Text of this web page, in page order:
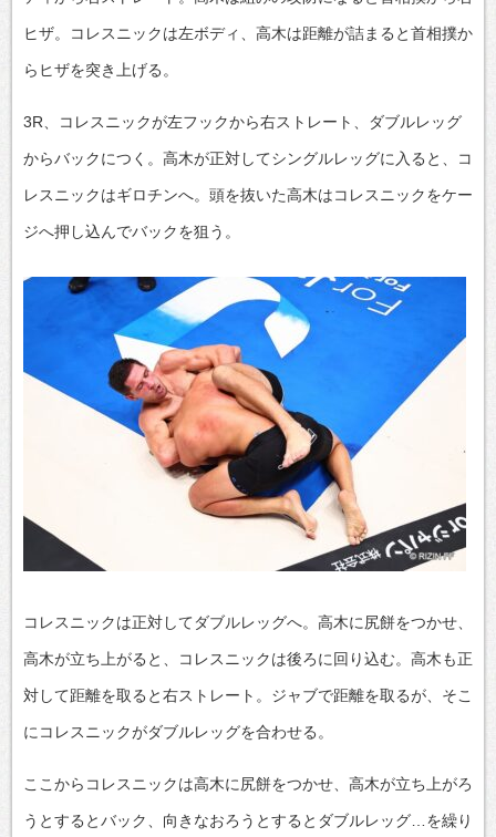
ヒザ。コレスニックは左ボディ、高木は距離が詰まると首相撲か
らヒザを突き上げる。
3R、コレスニックが左フックから右ストレート、ダブルレッグ
からバックにつく。高木が正対してシングルレッグに入ると、コ
レスニックはギロチンへ。頭を抜いた高木はコレスニックをケー
ジへ押し込んでバックを狙う。
コレスニックは正対してダブルレッグへ。高木に尻餅をつかせ、
高木が立ち上がると、コレスニックは後ろに回り込む。高木も正
対して距離を取ると右ストレート。ジャブで距離を取るが、そこ
にコレスニックがダブルレッグを合わせる。
ここからコレスニックは高木に尻餅をつかせ、高木が立ち上がろ
うとするとバック、向きなおろうとするとダブルレッグ…を繰り